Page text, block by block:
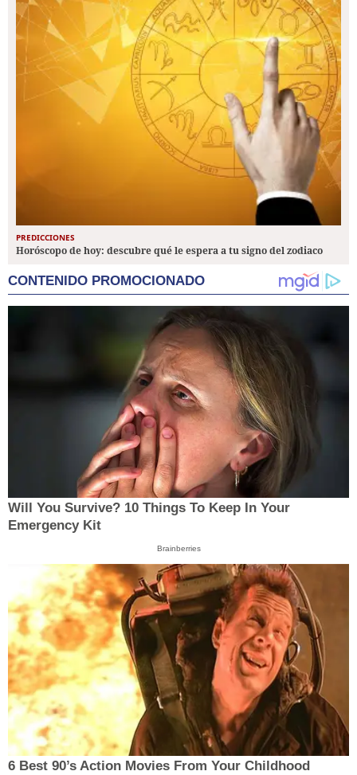
PREDICCIONES
Horóscopo de hoy: descubre qué le espera a tu signo del zodiaco
CONTENIDO PROMOCIONADO
Will You Survive? 10 Things To Keep In Your
Emergency Kit
Brainberries
6 Best 90’s Action Movies From Your Childhood